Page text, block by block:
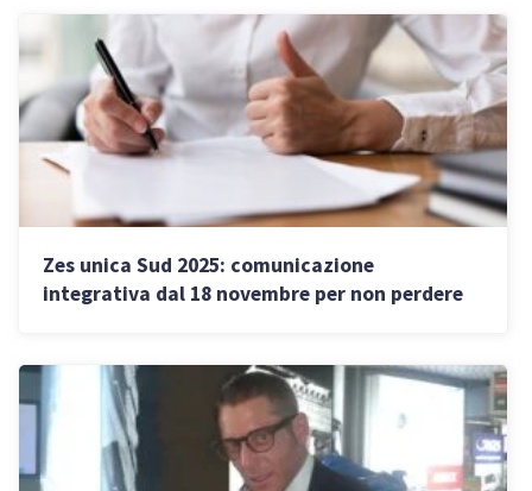
Zes unica Sud 2025: comunicazione
integrativa dal 18 novembre per non perdere